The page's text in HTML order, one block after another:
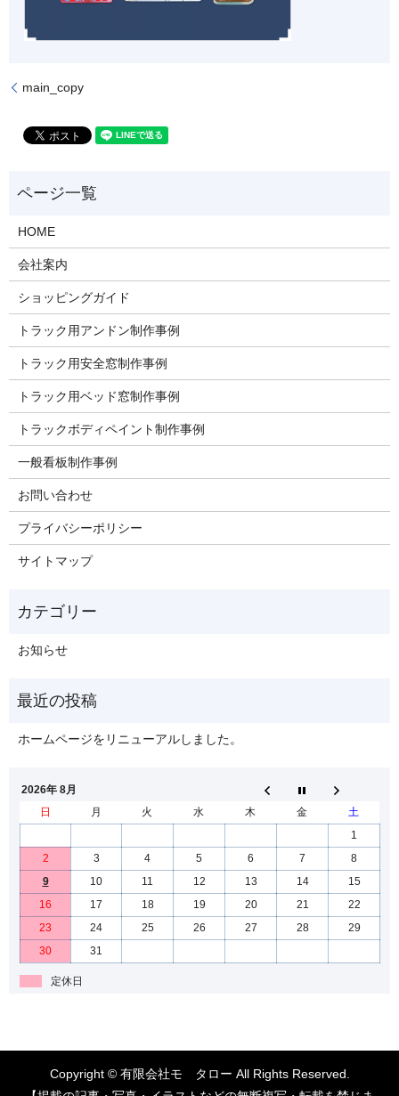
main_copy
HOME
会社案内
ショッピングガイド
トラック用アンドン制作事例
トラック用安全窓制作事例
トラック用ベッド窓制作事例
トラックボディペイント制作事例
一般看板制作事例
お問い合わせ
プライバシーポリシー
サイトマップ
お知らせ
ホームページをリニューアルしました。
2026年 8月
日
月 火 水 木 金
土
1
2
3 4 5 6 7
8
9
10 11 12 13 14
15
16
17 18 19 20 21
22
23
24 25 26 27 28
29
30
31
定休日
Copyright © 有限会社モゝタロー All Rights Reserved.